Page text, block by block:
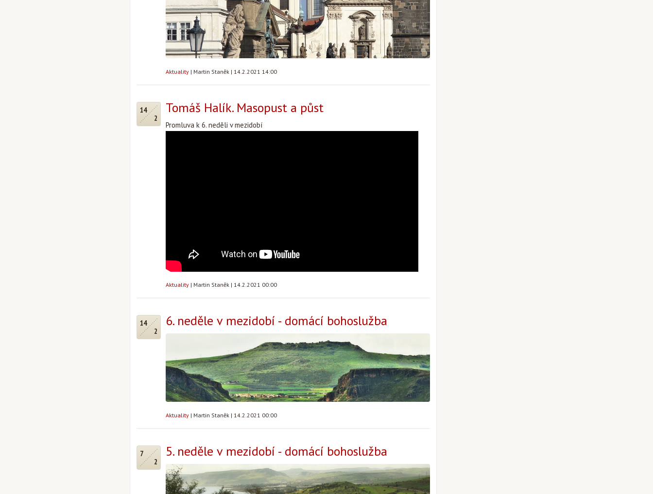
Aktuality | Martin Staněk | 14.2.2021 14:00
14
2
Tomáš Halík. Masopust a půst
Promluva k 6. neděli v mezidobí
Aktuality | Martin Staněk | 14.2.2021 00:00
14
2
6. neděle v mezidobí - domácí bohoslužba
Aktuality | Martin Staněk | 14.2.2021 00:00
7
2
5. neděle v mezidobí - domácí bohoslužba